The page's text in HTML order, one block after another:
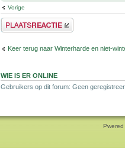
Vorige
Plaats een reactie
Keer terug naar Winterharde en niet-
WIE IS ER ONLINE
Gebruikers op dit forum: Geen